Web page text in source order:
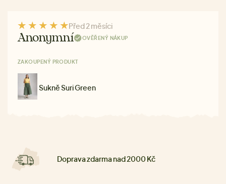
Před 2 měsíci
Anonymní OVĚŘENÝ NÁKUP
ZAKOUPENÝ PRODUKT
Sukně Suri Green
Doprava zdarma nad 2000 Kč